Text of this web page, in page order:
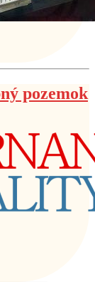
pozemok